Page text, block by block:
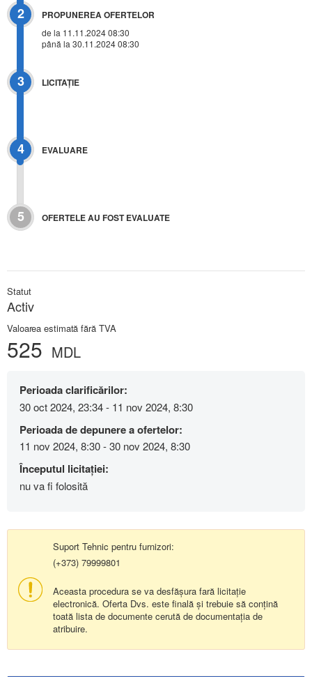
2 PROPUNEREA OFERTELOR
de la 11.11.2024 08:30
până la 30.11.2024 08:30
3 LICITAŢIE
4 EVALUARE
5 OFERTELE AU FOST EVALUATE
Statut
Activ
Valoarea estimată fără TVA
525 MDL
Perioada clarificărilor:
30 oct 2024, 23:34 - 11 nov 2024, 8:30
Perioada de depunere a ofertelor:
11 nov 2024, 8:30 - 30 nov 2024, 8:30
Începutul licitației:
nu va fi folosită
Suport Tehnic pentru furnizori:
(+373) 79999801
Aceasta procedura se va desfășura fară licitație
electronică. Oferta Dvs. este finală și trebuie să conțină
toată lista de documente cerută de documentația de
atribuire.